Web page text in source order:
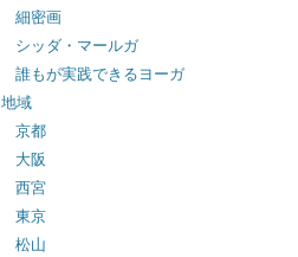
細密画
シッダ・マールガ
誰もが実践できるヨーガ
地域
京都
大阪
西宮
東京
松山